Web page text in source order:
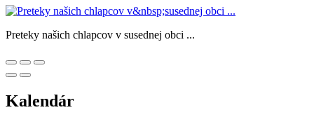
Preteky našich chlapcov v susednej obci ...
Kalendár